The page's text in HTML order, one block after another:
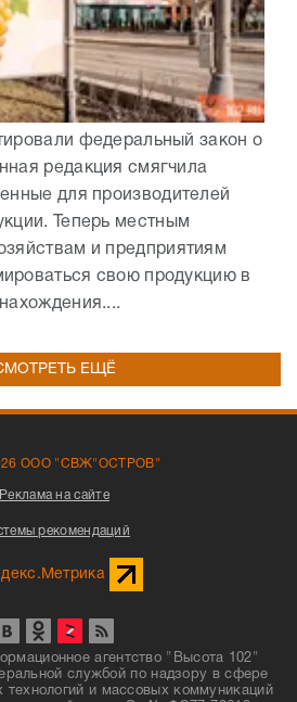
федеральный закон о
редакция смягчила
для производителей
Теперь местным
и предприятиям
свою продукцию в
ЕЩЁ
ООО "СВЖ"ОСТРОВ"
Реклама на сайте
рекомендаций
агентство "Высота 102"
службой по надзору в сфере
и массовых коммуникаций